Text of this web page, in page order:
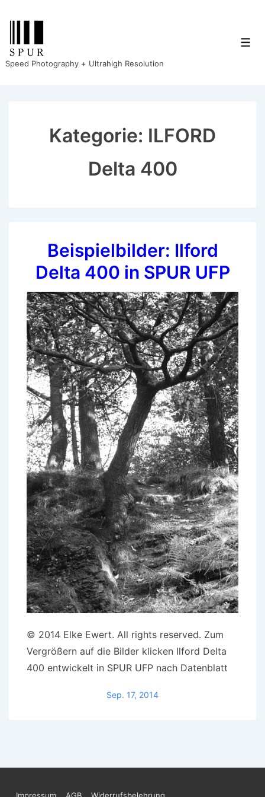
Zum
Inhalt
Speed Photography + Ultrahigh Resolution
Kategorie: ILFORD
Delta 400
Beispielbilder: Ilford
Delta 400 in SPUR UFP
© 2014 Elke Ewert. All rights reserved. Zum
Vergrößern auf die Bilder klicken Ilford Delta
400 entwickelt in SPUR UFP nach Datenblatt
Sep. 17, 2014